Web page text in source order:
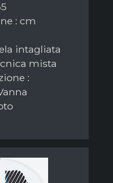
: cm
intagliata
mista
: